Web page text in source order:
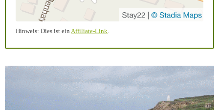
Hinweis: Dies ist einAffiliate-Link.